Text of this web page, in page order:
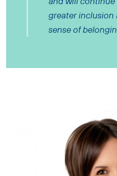
greater inclusion
sense of